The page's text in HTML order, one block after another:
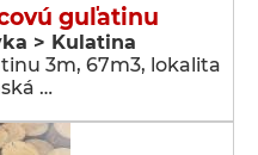
guľatinu
> Kulatina
3m, 67m3, lokalita
…